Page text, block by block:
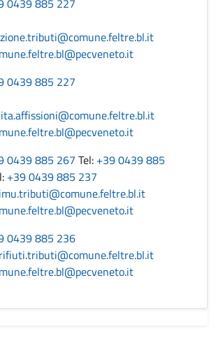
0439 885 227
0439 885 227
0439 885 267 Tel: +39 0439 885
+39 0439 885 237
imu.tributi@comune.feltre.bl.it
0439 885 236
rifiuti.tributi@comune.feltre.bl.it